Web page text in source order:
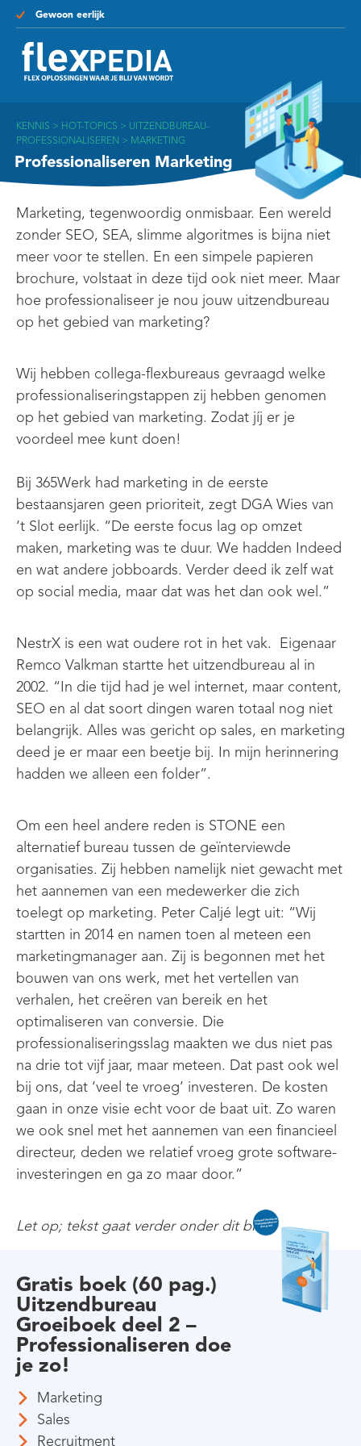
Gewoon eerlijk
KENNIS > HOT-TOPICS > UITZENDBUREAU-
PROFESSIONALISEREN > MARKETING
Professionaliseren Marketing
Marketing, tegenwoordig onmisbaar. Een wereld
zonder SEO, SEA, slimme algoritmes is bijna niet
meer voor te stellen. En een simpele papieren
brochure, volstaat in deze tijd ook niet meer. Maar
hoe professionaliseer je nou jouw uitzendbureau
op het gebied van marketing?
Wij hebben collega-flexbureaus gevraagd welke
professionaliseringstappen zij hebben genomen
op het gebied van marketing. Zodat jíj er je
voordeel mee kunt doen!
Bij 365Werk had marketing in de eerste
bestaansjaren geen prioriteit, zegt DGA Wies van
‘t Slot eerlijk. “De eerste focus lag op omzet
maken, marketing was te duur. We hadden Indeed
en wat andere jobboards. Verder deed ik zelf wat
op social media, maar dat was het dan ook wel.”
NestrX is een wat oudere rot in het vak. Eigenaar
Remco Valkman startte het uitzendbureau al in
2002. “In die tijd had je wel internet, maar content,
SEO en al dat soort dingen waren totaal nog niet
belangrijk. Alles was gericht op sales, en marketing
deed je er maar een beetje bij. In mijn herinnering
hadden we alleen een folder”.
Om een heel andere reden is STONE een
alternatief bureau tussen de geïnterviewde
organisaties. Zij hebben namelijk niet gewacht met
het aannemen van een medewerker die zich
toelegt op marketing. Peter Caljé legt uit: “Wij
startten in 2014 en namen toen al meteen een
marketingmanager aan. Zij is begonnen met het
bouwen van ons werk, met het vertellen van
verhalen, het creëren van bereik en het
optimaliseren van conversie. Die
professionaliseringsslag maakten we dus niet pas
na drie tot vijf jaar, maar meteen. Dat past ook wel
bij ons, dat ‘veel te vroeg’ investeren. De kosten
gaan in onze visie echt voor de baat uit. Zo waren
we ook snel met het aannemen van een financieel
directeur, deden we relatief vroeg grote software-
investeringen en ga zo maar door.”
Let op; tekst gaat verder onder dit blok.
Gratis boek (60 pag.)
Uitzendbureau
Groeiboek deel 2 –
Professionaliseren doe
je zo!
Marketing
Sales
Recruitment